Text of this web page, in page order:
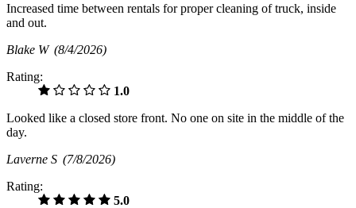
Increased time between rentals for proper cleaning of truck, inside
and out.
Blake W (8/4/2026)
Rating:
1.0
Looked like a closed store front. No one on site in the middle of the
day.
Laverne S (7/8/2026)
Rating:
5.0